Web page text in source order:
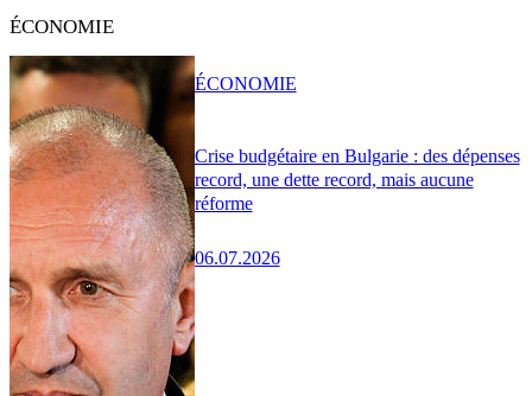
ÉCONOMIE
Crise budgétaire en Bulgarie : des dépenses
record, une dette record, mais aucune
réforme
06.07.2026
ÉCONOMIE